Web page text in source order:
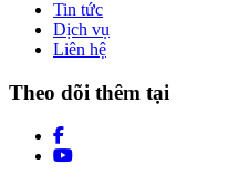
Tin tức
Dịch vụ
Liên hệ
Theo dõi thêm tại